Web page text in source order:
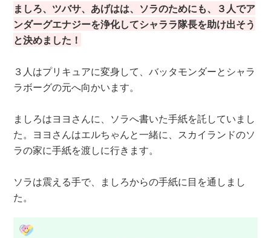
ましろ、ツバサ、あげはは、ソラのためにも、３人でア
ンダーグエナジーを浄化してシャララ隊長を助け出そう
と決めました！
３人はプリキュアに変身して、バッタモンダーとシャラ
ラボーグの元へ向かいます。
ましろはヨヨさんに、ソラへ書いた手紙を託していまし
た。ヨヨさんはエルちゃんと一緒に、スカイランドのソ
ラの家に手紙を渡しに行きます。
ソラは震える手で、ましろからの手紙に目を通しまし
た。